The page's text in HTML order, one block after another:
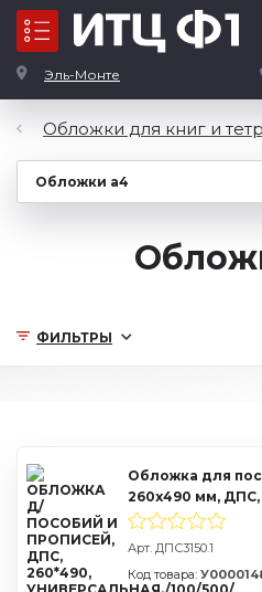
Эль-Монте
Каталог
ФИЛЬТРЫ
Обложки для книг и
Обложка для
260х490 мм,
Арт. ДПС3150.1
Код товара: